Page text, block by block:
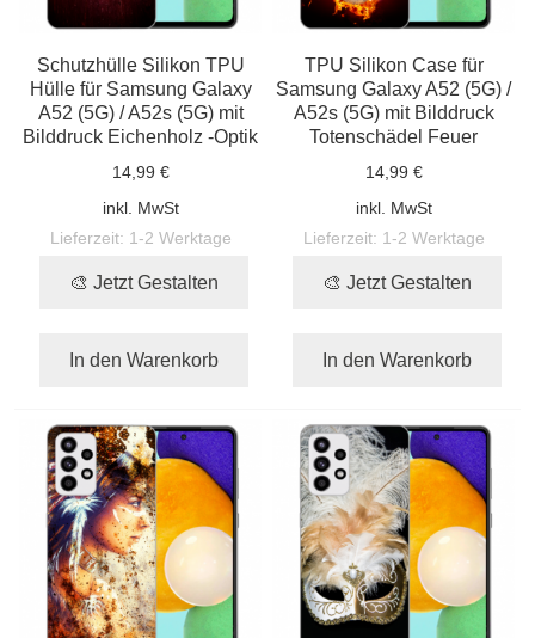
Schutzhülle Silikon TPU
Hülle für Samsung Galaxy
A52 (5G) / A52s (5G) mit
Bilddruck Eichenholz -Optik
14,99 €
inkl. MwSt
Lieferzeit: 1-2 Werktage
🎨 Jetzt Gestalten
In den Warenkorb
TPU Silikon Case für
Samsung Galaxy A52 (5G) /
A52s (5G) mit Bilddruck
Totenschädel Feuer
14,99 €
inkl. MwSt
Lieferzeit: 1-2 Werktage
🎨 Jetzt Gestalten
In den Warenkorb